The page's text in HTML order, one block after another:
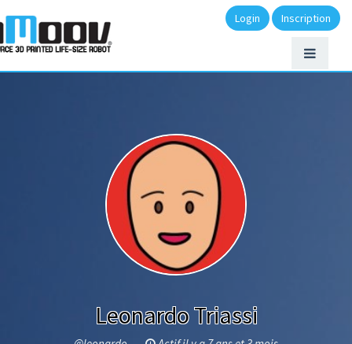
Login Inscription
Leonardo Triassi